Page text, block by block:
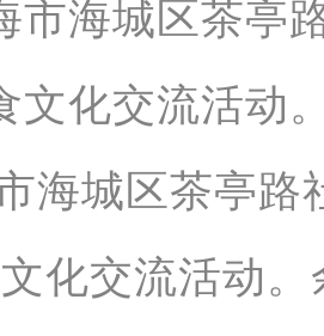
海城区茶亭路
文化交流活动